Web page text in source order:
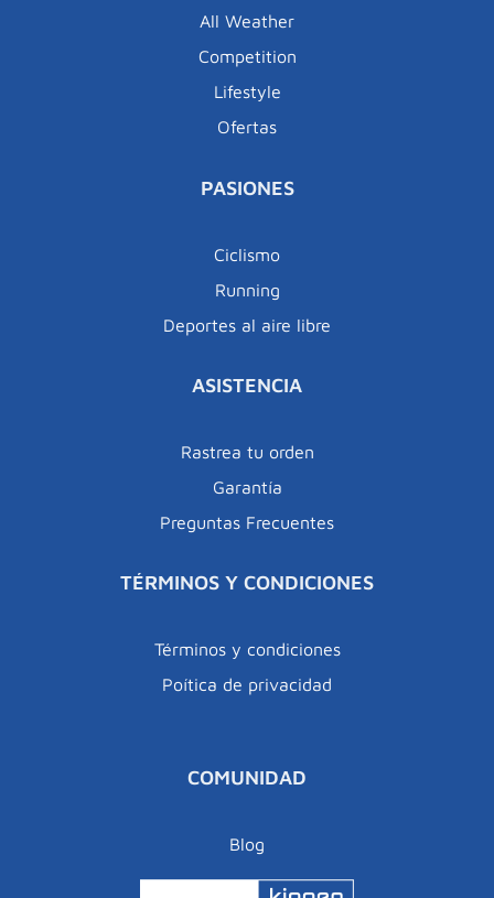
All Weather
Competition
Lifestyle
Ofertas
PASIONES
Ciclismo
Running
Deportes al aire libre
ASISTENCIA
Rastrea tu orden
Garantía
Preguntas Frecuentes
TÉRMINOS Y CONDICIONES
Términos y condiciones
Poítica de privacidad
COMUNIDAD
Blog